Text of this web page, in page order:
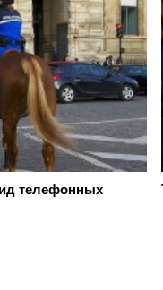
телефонных